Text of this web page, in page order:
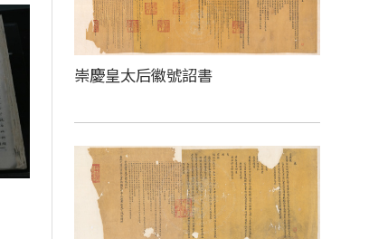
崇慶皇太后徽號詔書